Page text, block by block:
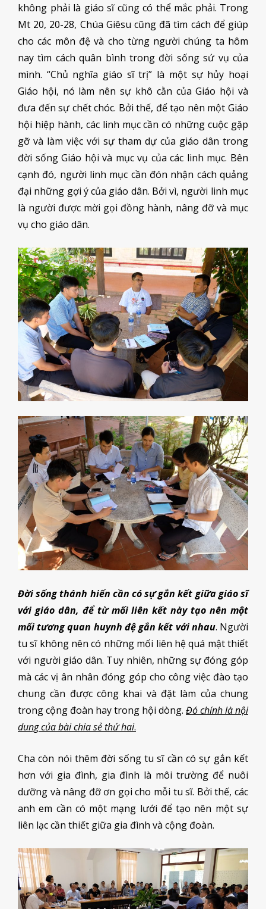
không phải là giáo sĩ cũng có thể mắc phải. Trong
Mt 20, 20-28, Chúa Giêsu cũng đã tìm cách để giúp
cho các môn đệ và cho từng người chúng ta hôm
nay tìm cách quân bình trong đời sống sứ vụ của
mình. “Chủ nghĩa giáo sĩ trị” là một sự hủy hoại
Giáo hội, nó làm nên sự khô cằn của Giáo hội và
đưa đến sự chết chóc. Bởi thế, để tạo nên một Giáo
hội hiệp hành, các linh mục cần có những cuộc gặp
gỡ và làm việc với sự tham dự của giáo dân trong
đời sống Giáo hội và mục vụ của các linh mục. Bên
cạnh đó, người linh mục cần đón nhận cách quảng
đại những gợi ý của giáo dân. Bởi vì, người linh mục
là người được mời gọi đồng hành, nâng đỡ và mục
vụ cho giáo dân.
Đời sống thánh hiến cần có sự gắn kết giữa giáo sĩ
với giáo dân, để từ mối liên kết này tạo nên một
mối tương quan huynh đệ gắn kết với nhau. Người
tu sĩ không nên có những mối liên hệ quá mật thiết
với người giáo dân. Tuy nhiên, những sự đóng góp
mà các vị ân nhân đóng góp cho công việc đào tạo
chung cần được công khai và đặt làm của chung
trong cộng đoàn hay trong hội dòng. Đó chính là nội
dung của bài chia sẻ thứ hai.
Cha còn nói thêm đời sống tu sĩ cần có sự gắn kết
hơn với gia đình, gia đình là môi trường để nuôi
dưỡng và nâng đỡ ơn gọi cho mỗi tu sĩ. Bởi thế, các
anh em cần có một mạng lưới để tạo nên một sự
liên lạc cần thiết giữa gia đình và cộng đoàn.